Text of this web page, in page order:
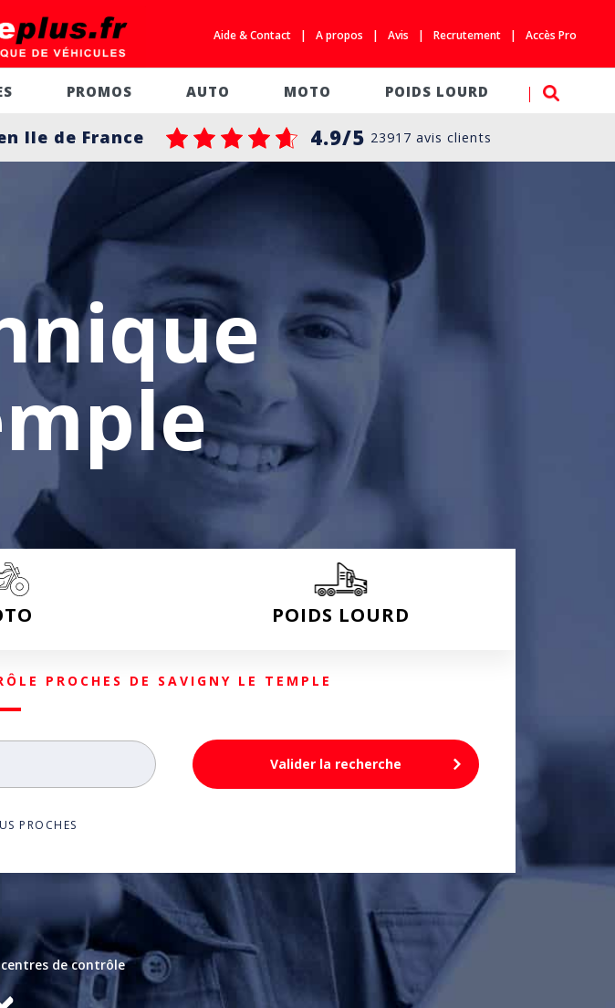
Aide & Contact A propos Avis Recrutement Accès Pro
PROMOS AUTO MOTO POIDS LOURD
Ile de France 4.9/5 23917 avis clients
POIDS LOURD
PROCHES DE SAVIGNY LE TEMPLE
Valider la recherche
PROCHES
de contrôle